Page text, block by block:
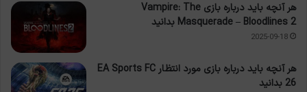
هر آنچه باید درباره بازی Vampire: The
Masquerade – Bloodlines 2 بدانید
2025-09-18
هر آنچه باید درباره بازی مورد انتظار EA Sports FC
26 بدانید